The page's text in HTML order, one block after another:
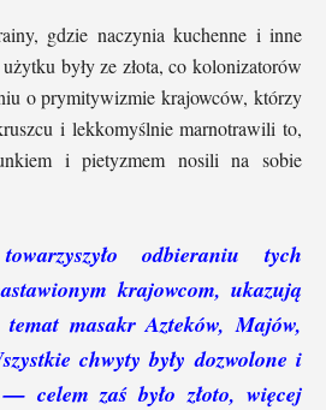
gdzie naczynia kuchenne i inne
były ze złota, co kolonizatorów
o prymitywizmie krajowców, którzy
i lekkomyślnie marnotrawili to,
i pietyzmem nosili na sobie
odbieraniu tych
krajowcom, ukazują
masakr Azteków, Majów,
chwyty były dozwolone i
celem zaś było złoto, więcej